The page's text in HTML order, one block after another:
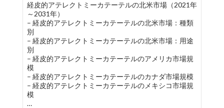
経皮的アテレクトミーカテーテルの北米市場（2021年
～2031年）
– 経皮的アテレクトミーカテーテルの北米市場：種類
別
– 経皮的アテレクトミーカテーテルの北米市場：用途
別
– 経皮的アテレクトミーカテーテルのアメリカ市場規
模
– 経皮的アテレクトミーカテーテルのカナダ市場規模
– 経皮的アテレクトミーカテーテルのメキシコ市場規
模
…